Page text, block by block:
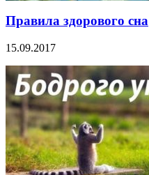
Правила здорового сна
15.09.2017